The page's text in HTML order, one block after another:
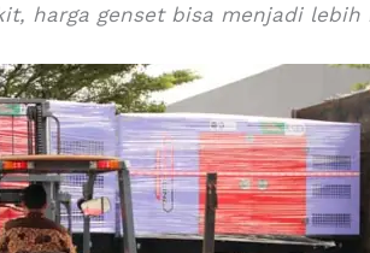
harga genset bisa menjadi lebih